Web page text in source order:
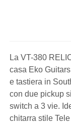
La VT-380
casa Eko
e tastiera in
con due pickup
switch a 3 vie.
chitarra stile